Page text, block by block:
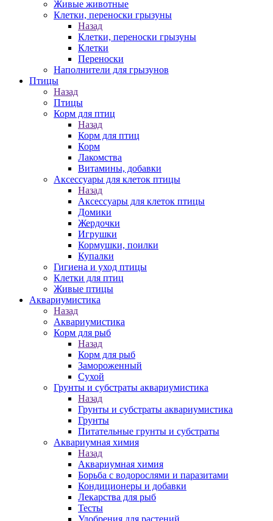
Живые животные
Клетки, переноски грызуны
Назад
Клетки, переноски грызуны
Клетки
Переноски
Наполнители для грызунов
Птицы
Назад
Птицы
Корм для птиц
Назад
Корм для птиц
Корм
Лакомства
Витамины, добавки
Аксессуары для клеток птицы
Назад
Аксессуары для клеток птицы
Домики
Жердочки
Игрушки
Кормушки, поилки
Купалки
Гигиена и уход птицы
Клетки для птиц
Живые птицы
Аквариумистика
Назад
Аквариумистика
Корм для рыб
Назад
Корм для рыб
Замороженный
Сухой
Грунты и субстраты аквариумистика
Назад
Грунты и субстраты аквариумистика
Грунты
Питательные грунты и субстраты
Аквариумная химия
Назад
Аквариумная химия
Борьба с водорослями и паразитами
Кондиционеры и добавки
Лекарства для рыб
Тесты
Удобрения для растений